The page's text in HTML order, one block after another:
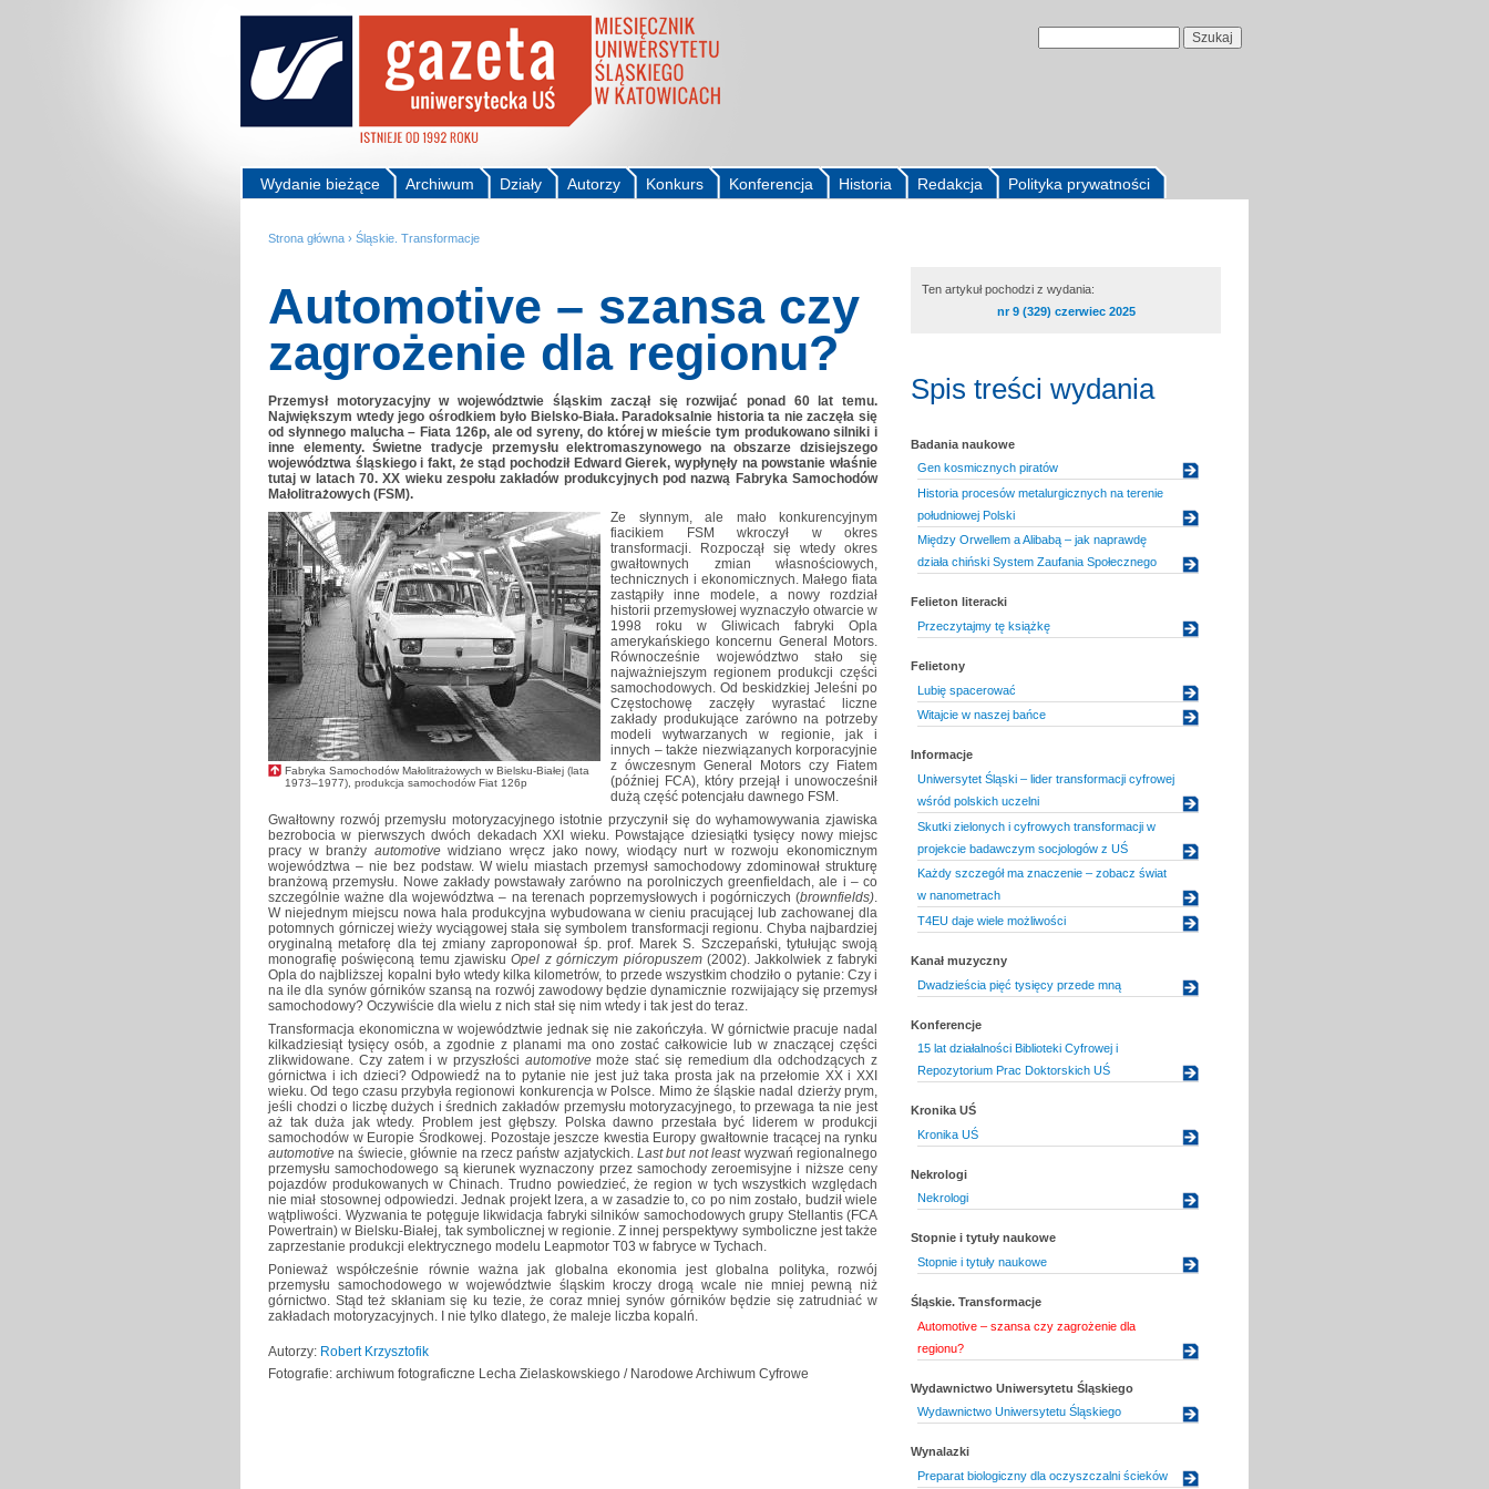
Polityka prywatności
Redakcja
Historia
Konferencja
Konkurs
Autorzy
Działy
Archiwum
Wydanie bieżące
Strona główna › Śląskie. Transformacje
Automotive – szansa czy
zagrożenie dla regionu?
Przemysł motoryzacyjny w województwie śląskim zaczął się rozwijać ponad 60 lat temu.
Największym wtedy jego ośrodkiem było Bielsko-Biała. Paradoksalnie historia ta nie zaczęła się
od słynnego malucha – Fiata 126p, ale od syreny, do której w mieście tym produkowano silniki i
inne elementy. Świetne tradycje przemysłu elektromaszynowego na obszarze dzisiejszego
województwa śląskiego i fakt, że stąd pochodził Edward Gierek, wypłynęły na powstanie właśnie
tutaj w latach 70. XX wieku zespołu zakładów produkcyjnych pod nazwą Fabryka Samochodów
Małolitrażowych (FSM).
Fabryka Samochodów Małolitrażowych w Bielsku-Białej (lata
1973–1977), produkcja samochodów Fiat 126p
Ze słynnym, ale mało konkurencyjnym
fiacikiem FSM wkroczył w okres
transformacji. Rozpoczął się wtedy okres
gwałtownych zmian własnościowych,
technicznych i ekonomicznych. Małego fiata
zastąpiły inne modele, a nowy rozdział
historii przemysłowej wyznaczyło otwarcie w
1998 roku w Gliwicach fabryki Opla
amerykańskiego koncernu General Motors.
Równocześnie województwo stało się
najważniejszym regionem produkcji części
samochodowych. Od beskidzkiej Jeleśni po
Częstochowę zaczęły wyrastać liczne
zakłady produkujące zarówno na potrzeby
modeli wytwarzanych w regionie, jak i
innych – także niezwiązanych korporacyjnie
z ówczesnym General Motors czy Fiatem
(później FCA), który przejął i unowocześnił
dużą część potencjału dawnego FSM.
Gwałtowny rozwój przemysłu motoryzacyjnego istotnie przyczynił się do wyhamowywania zjawiska
bezrobocia w pierwszych dwóch dekadach XXI wieku. Powstające dziesiątki tysięcy nowy miejsc
pracy w branży automotivewidziano wręcz jako nowy, wiodący nurt w rozwoju ekonomicznym
województwa – nie bez podstaw. W wielu miastach przemysł samochodowy zdominował strukturę
branżową przemysłu. Nowe zakłady powstawały zarówno na porolniczych greenfieldach, ale i – co
szczególnie ważne dla województwa – na terenach poprzemysłowych i pogórniczych (brownfields).
W niejednym miejscu nowa hala produkcyjna wybudowana w cieniu pracującej lub zachowanej dla
potomnych górniczej wieży wyciągowej stała się symbolem transformacji regionu. Chyba najbardziej
oryginalną metaforę dla tej zmiany zaproponował śp. prof. Marek S. Szczepański, tytułując swoją
monografię poświęconą temu zjawiskuOpel z górniczym pióropuszem(2002). Jakkolwiek z fabryki
Opla do najbliższej kopalni było wtedy kilka kilometrów, to przede wszystkim chodziło o pytanie: Czy i
na ile dla synów górników szansą na rozwój zawodowy będzie dynamicznie rozwijający się przemysł
samochodowy? Oczywiście dla wielu z nich stał się nim wtedy i tak jest do teraz.
Transformacja ekonomiczna w województwie jednak się nie zakończyła. W górnictwie pracuje nadal
kilkadziesiąt tysięcy osób, a zgodnie z planami ma ono zostać całkowicie lub w znaczącej części
zlikwidowane. Czy zatem i w przyszłości automotivemoże stać się remedium dla odchodzących z
górnictwa i ich dzieci? Odpowiedź na to pytanie nie jest już taka prosta jak na przełomie XX i XXI
wieku. Od tego czasu przybyła regionowi konkurencja w Polsce. Mimo że śląskie nadal dzierży prym,
jeśli chodzi o liczbę dużych i średnich zakładów przemysłu motoryzacyjnego, to przewaga ta nie jest
aż tak duża jak wtedy. Problem jest głębszy. Polska dawno przestała być liderem w produkcji
samochodów w Europie Środkowej. Pozostaje jeszcze kwestia Europy gwałtownie tracącej na rynku
automotive na świecie, głównie na rzecz państw azjatyckich.Last but not least wyzwań regionalnego
przemysłu samochodowego są kierunek wyznaczony przez samochody zeroemisyjne i niższe ceny
pojazdów produkowanych w Chinach. Trudno powiedzieć, że region w tych wszystkich względach
nie miał stosownej odpowiedzi. Jednak projekt Izera, a w zasadzie to, co po nim zostało, budził wiele
wątpliwości. Wyzwania te potęguje likwidacja fabryki silników samochodowych grupy Stellantis (FCA
Powertrain) w Bielsku-Białej, tak symbolicznej w regionie. Z innej perspektywy symboliczne jest także
zaprzestanie produkcji elektrycznego modelu Leapmotor T03 w fabryce w Tychach.
Ponieważ współcześnie równie ważna jak globalna ekonomia jest globalna polityka, rozwój
przemysłu samochodowego w województwie śląskim kroczy drogą wcale nie mniej pewną niż
górnictwo. Stąd też skłaniam się ku tezie, że coraz mniej synów górników będzie się zatrudniać w
zakładach motoryzacyjnych. I nie tylko dlatego, że maleje liczba kopalń.
Autorzy: Robert Krzysztofik
Fotografie: archiwum fotograficzne Lecha Zielaskowskiego / Narodowe Archiwum Cyfrowe
Ten artykuł pochodzi z wydania:
nr 9 (329) czerwiec 2025
Spis treści wydania
Badania naukowe
Gen kosmicznych piratów
Historia procesów metalurgicznych na terenie
południowej Polski
Między Orwellem a Alibabą – jak naprawdę
działa chiński System Zaufania Społecznego
Felieton literacki
Przeczytajmy tę książkę
Felietony
Lubię spacerować
Witajcie w naszej bańce
Informacje
Uniwersytet Śląski – lider transformacji cyfrowej
wśród polskich uczelni
Skutki zielonych i cyfrowych transformacji w
projekcie badawczym socjologów z UŚ
Każdy szczegół ma znaczenie – zobacz świat
w nanometrach
T4EU daje wiele możliwości
Kanał muzyczny
Dwadzieścia pięć tysięcy przede mną
Konferencje
15 lat działalności Biblioteki Cyfrowej i
Repozytorium Prac Doktorskich UŚ
Kronika UŚ
Kronika UŚ
Nekrologi
Nekrologi
Stopnie i tytuły naukowe
Stopnie i tytuły naukowe
Śląskie. Transformacje
Automotive – szansa czy zagrożenie dla
regionu?
Wydawnictwo Uniwersytetu Śląskiego
Wydawnictwo Uniwersytetu Śląskiego
Wynalazki
Preparat biologiczny dla oczyszczalni ścieków